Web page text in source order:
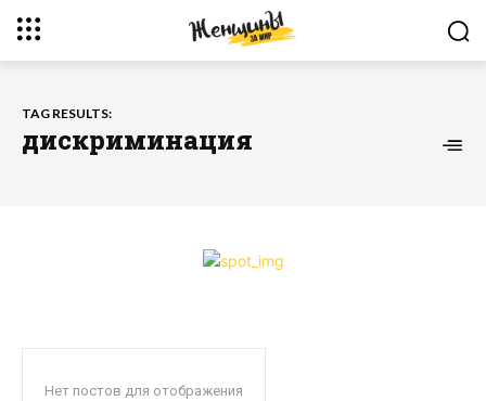
TAG RESULTS:
дискриминация
Нет постов для отображения